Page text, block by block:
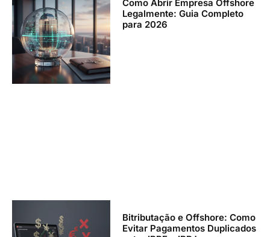
Como Abrir Empresa Offshore
Legalmente: Guia Completo
para 2026
Bitributação e Offshore: Como
Evitar Pagamentos Duplicados